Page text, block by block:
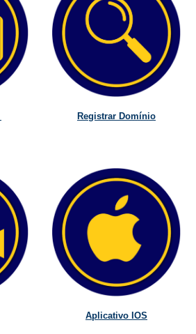
Registrar Domínio
Aplicativo IOS